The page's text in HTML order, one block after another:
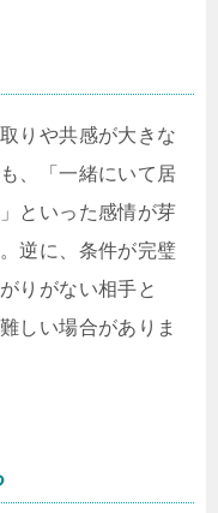
りや共感が大きな
、「一緒にいて居
といった感情が芽
逆に、条件が完璧
りがない相手と
しい場合がありま